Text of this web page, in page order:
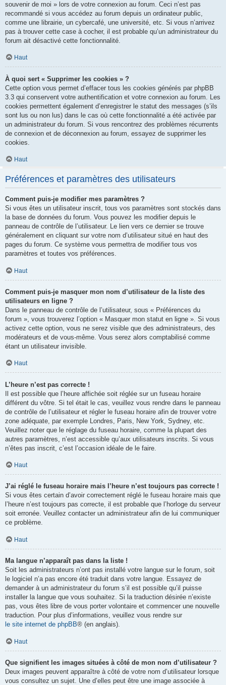
souvenir de moi » lors de votre connexion au forum. Ceci n’est pas
recommandé si vous accédez au forum depuis un ordinateur public,
comme une librairie, un cybercafé, une université, etc. Si vous n’arrivez
pas à trouver cette case à cocher, il est probable qu’un administrateur du
forum ait désactivé cette fonctionnalité.
Haut
À quoi sert « Supprimer les cookies » ?
Cette option vous permet d’effacer tous les cookies générés par phpBB
3.3 qui conservent votre authentification et votre connexion au forum. Les
cookies permettent également d’enregistrer le statut des messages (s’ils
sont lus ou non lus) dans le cas où cette fonctionnalité a été activée par
un administrateur du forum. Si vous rencontrez des problèmes récurrents
de connexion et de déconnexion au forum, essayez de supprimer les
cookies.
Haut
Préférences et paramètres des utilisateurs
Comment puis-je modifier mes paramètres ?
Si vous êtes un utilisateur inscrit, tous vos paramètres sont stockés dans
la base de données du forum. Vous pouvez les modifier depuis le
panneau de contrôle de l’utilisateur. Le lien vers ce dernier se trouve
généralement en cliquant sur votre nom d’utilisateur situé en haut des
pages du forum. Ce système vous permettra de modifier tous vos
paramètres et toutes vos préférences.
Haut
Comment puis-je masquer mon nom d’utilisateur de la liste des
utilisateurs en ligne ?
Dans le panneau de contrôle de l’utilisateur, sous « Préférences du
forum », vous trouverez l’option « Masquer mon statut en ligne ». Si vous
activez cette option, vous ne serez visible que des administrateurs, des
modérateurs et de vous-même. Vous serez alors comptabilisé comme
étant un utilisateur invisible.
Haut
L’heure n’est pas correcte !
Il est possible que l’heure affichée soit réglée sur un fuseau horaire
différent du vôtre. Si tel était le cas, veuillez vous rendre dans le panneau
de contrôle de l’utilisateur et régler le fuseau horaire afin de trouver votre
zone adéquate, par exemple Londres, Paris, New York, Sydney, etc.
Veuillez noter que le réglage du fuseau horaire, comme la plupart des
autres paramètres, n’est accessible qu’aux utilisateurs inscrits. Si vous
n’êtes pas inscrit, c’est l’occasion idéale de le faire.
Haut
J’ai réglé le fuseau horaire mais l’heure n’est toujours pas correcte !
Si vous êtes certain d’avoir correctement réglé le fuseau horaire mais que
l’heure n’est toujours pas correcte, il est probable que l’horloge du serveur
soit erronée. Veuillez contacter un administrateur afin de lui communiquer
ce problème.
Haut
Ma langue n’apparaît pas dans la liste !
Soit les administrateurs n’ont pas installé votre langue sur le forum, soit
le logiciel n’a pas encore été traduit dans votre langue. Essayez de
demander à un administrateur du forum s’il est possible qu’il puisse
installer la langue que vous souhaitez. Si la traduction désirée n’existe
pas, vous êtes libre de vous porter volontaire et commencer une nouvelle
traduction. Pour plus d’informations, veuillez vous rendre sur
le site internet de phpBB® (en anglais).
Haut
Que signifient les images situées à côté de mon nom d’utilisateur ?
Deux images peuvent apparaître à côté de votre nom d’utilisateur lorsque
vous consultez un sujet. Une d’elles peut être une image associée à